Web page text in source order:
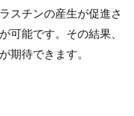
スチンの産生が促進さ
可能です。その結果、
期待できます。